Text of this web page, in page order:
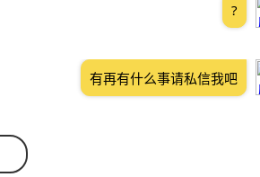
?
有再有什么事请私信我吧